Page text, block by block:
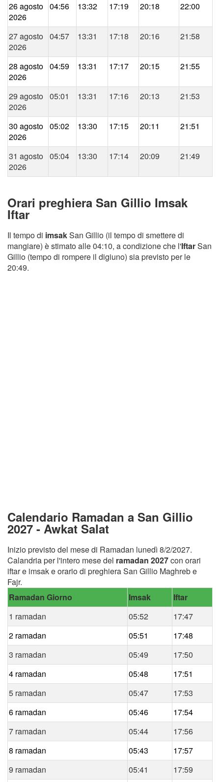
26 agosto
2026
04:56 13:32 17:19 20:18 22:00
27 agosto
2026
04:57 13:31 17:18 20:16 21:58
28 agosto
2026
04:59 13:31 17:17 20:15 21:55
29 agosto
2026
05:01 13:31 17:16 20:13 21:53
30 agosto
2026
05:02 13:30 17:15 20:11 21:51
31 agosto
2026
05:04 13:30 17:14 20:09 21:49
Orari preghiera San Gillio Imsak
Iftar
Il tempo di imsakSan Gillio (il tempo di smettere di
mangiare) è stimato alle 04:10, a condizione che l'IftarSan
Gillio (tempo di rompere il digiuno) sia previsto per le
20:49.
Calendario Ramadan a San Gillio
2027 - Awkat Salat
Inizio previsto del mese di Ramadan lunedì 8/2/2027.
Calandria per l'intero mese del ramadan 2027con orari
iftar e imsak e orario di preghiera San Gillio Maghreb e
Fajr.
Ramadan Giorno
Imsak
Iftar
1 ramadan
05:52
17:47
2 ramadan
05:51
17:48
3 ramadan
05:49
17:50
4 ramadan
05:48
17:51
5 ramadan
05:47
17:53
6 ramadan
05:46
17:54
7 ramadan
05:44
17:56
8 ramadan
05:43
17:57
9 ramadan
05:41 17:59